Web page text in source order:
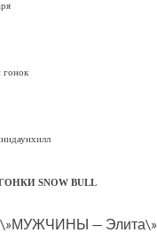
гонок
SNOW BULL
\»МУЖЧИНЫ — Элита\»